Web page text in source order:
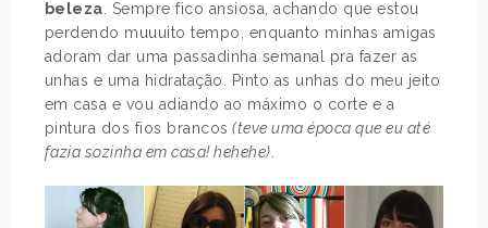
beleza . Sempre fico ansiosa, achando que estou
perdendo muuuito tempo, enquanto minhas amigas
adoram dar uma passadinha semanal pra fazer as
unhas e uma hidratação. Pinto as unhas do meu jeito
em casa e vou adiando ao máximo o corte e a
pintura dos fios brancos (teve uma época que eu até
fazia sozinha em casa! hehehe)
COSMETICS E DA…